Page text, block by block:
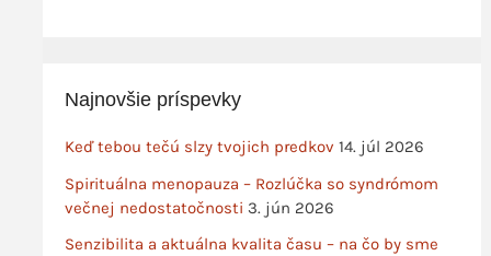
Najnovšie príspevky
Keď tebou tečú slzy tvojich predkov 14. júl 2026
Spirituálna menopauza – Rozlúčka so syndrómom
večnej nedostatočnosti 3. jún 2026
Senzibilita a aktuálna kvalita času – na čo by sme